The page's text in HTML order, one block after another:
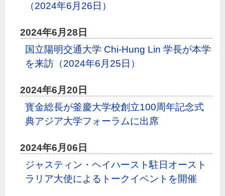
（2024年6月26日）
2024年6月28日
国立陽明交通大学 Chi-Hung Lin 学長が本学
を来訪（2024年6月25日）
2024年6月20日
寳金総長が釜慶大学校創立100周年記念式
典アジア大学フォーラムに出席
2024年6月06日
ジャスティン・ヘイハースト駐日オースト
ラリア大使によるトークイベントを開催